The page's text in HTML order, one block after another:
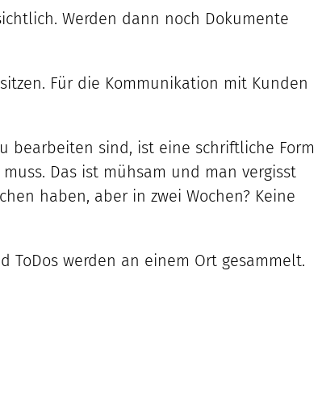
Werden dann noch Dokumente
Für die Kommunikation mit Kunden
bearbeiten sind, ist eine schriftliche Form
Das ist mühsam und man vergisst
haben, aber in zwei Wochen? Keine
ToDos werden an einem Ort gesammelt.